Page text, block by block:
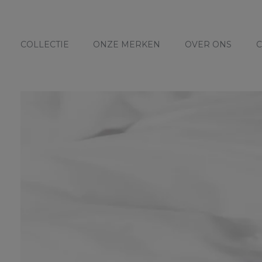
COLLECTIE ONZE MERKEN OVER ONS